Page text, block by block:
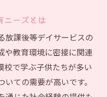
立案
ークショップ
ための活動紹介
的な参加
る社会貢献
ニーズとは
放課後等デイサービスの
や教育環境に密接に関連
校で学ぶ子供たちが多い
ての需要が高いです。